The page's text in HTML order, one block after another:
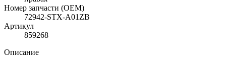
Номер запчасти (OEM)
72942-STX-A01ZB
Артикул
859268
Описание